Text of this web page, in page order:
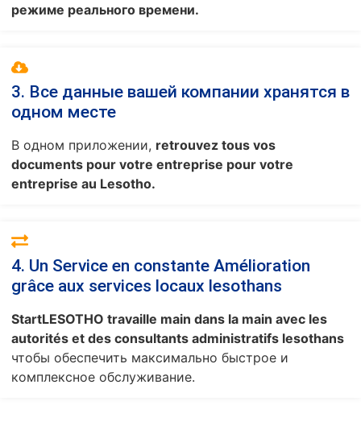
режиме реального времени.
3. Все данные вашей компании хранятся в
одном месте
В одном приложении, retrouvez tous vos
documents pour votre entreprise pour votre
entreprise au Lesotho.
4. Un Service en constante Amélioration
grâce aux services locaux lesothans
StartLESOTHO travaille main dans la main avec les
autorités et des consultants administratifs lesothans
чтобы обеспечить максимально быстрое и
комплексное обслуживание.